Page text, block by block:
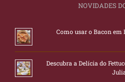
NOVIDADES
Como usar o Bacon em
Descubra a Delícia do